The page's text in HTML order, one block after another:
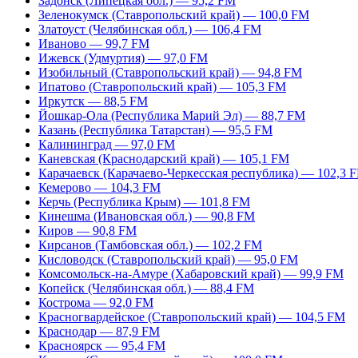
Зеленокумск (Ставропольский край) — 100,0 FM
Златоуст (Челябинская обл.) — 106,4 FM
Иваново — 99,7 FM
Ижевск (Удмуртия) — 97,0 FM
Изобильный (Ставропольский край) — 94,8 FM
Ипатово (Ставропольский край) — 105,3 FM
Иркутск — 88,5 FM
Йошкар-Ола (Республика Марий Эл) — 88,7 FM
Казань (Республика Татарстан) — 95,5 FM
Калининград — 97,0 FM
Каневская (Краснодарский край) — 105,1 FM
Карачаевск (Карачаево-Черкесская республика) — 102,3
Кемерово — 104,3 FM
Керчь (Республика Крым) — 101,8 FM
Кинешма (Ивановская обл.) — 90,8 FM
Киров — 90,8 FM
Кирсанов (Тамбовская обл.) — 102,2 FM
Кисловодск (Ставропольский край) — 95,0 FM
Комсомольск-на-Амуре (Хабаровский край) — 99,9 FM
Копейск (Челябинская обл.) — 88,4 FM
Кострома — 92,0 FM
Красногвардейское (Ставропольский край) — 104,5 FM
Краснодар — 87,9 FM
Красноярск — 95,4 FM